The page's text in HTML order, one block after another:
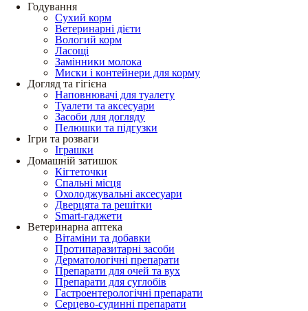
Годування
Сухий корм
Ветеринарні дієти
Вологий корм
Ласощі
Замінники молока
Миски і контейнери для корму
Догляд та гігієна
Наповнювачі для туалету
Туалети та аксесуари
Засоби для догляду
Пелюшки та підгузки
Ігри та розваги
Іграшки
Домашній затишок
Кігтеточки
Спальні місця
Охолоджувальні аксесуари
Дверцята та решітки
Smart-гаджети
Ветеринарна аптека
Вітаміни та добавки
Протипаразитарні засоби
Дерматологічні препарати
Препарати для очей та вух
Препарати для суглобів
Гастроентерологічні препарати
Серцево-судинні препарати